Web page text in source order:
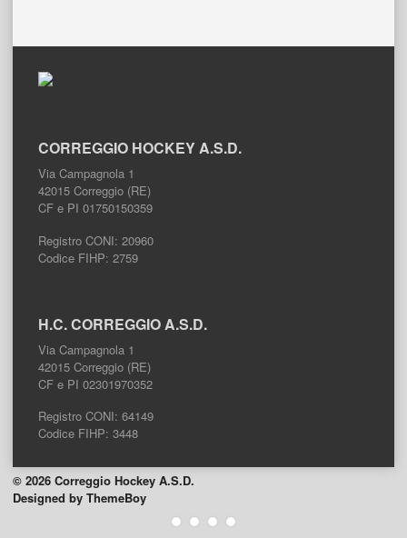
CORREGGIO HOCKEY A.S.D.
Via Campagnola 1
42015 Correggio (RE)
CF e PI 01750150359
Registro CONI: 20960
Codice FIHP: 2759
H.C. CORREGGIO A.S.D.
Via Campagnola 1
42015 Correggio (RE)
CF e PI 02301970352
Registro CONI: 64149
Codice FIHP: 3448
© 2026 Correggio Hockey A.S.D.
Designed by ThemeBoy